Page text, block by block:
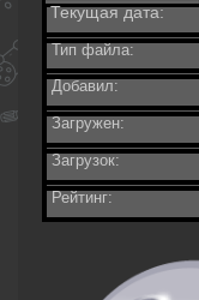
Текущая дата:
Тип файла:
Добавил:
Загружен:
Загрузок:
Рейтинг: